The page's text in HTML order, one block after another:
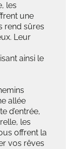
les
une
rend sûres
Leur
ainsi le
allée
d’entrée,
les
offrent la
vos rêves